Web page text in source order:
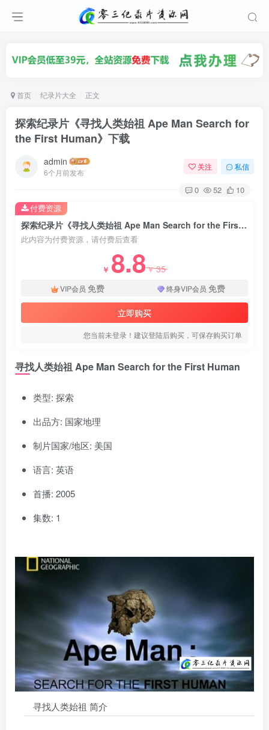
首页 纪录片大全 正文
探索纪录片《寻找人类始祖 Ape Man Search for
the First Human》下载
admin
6个月前发布
关注 私信
0 52 10
探索纪录片《寻找人类始祖 Ape Man Search for the First Human》下载
此内容为付费资源，请付费后查看
￥ 8.8￥35
VIP会员 免费 终身VIP会员 免费
立即购买
您当前未登录！建议登陆后购买，可保存购买订单
付费资源
寻找人类始祖 Ape Man Search for the First Human
类型: 探索
出品方: 国家地理
制片国家/地区: 美国
语言: 英语
首播: 2005
集数: 1
寻找人类始祖 简介